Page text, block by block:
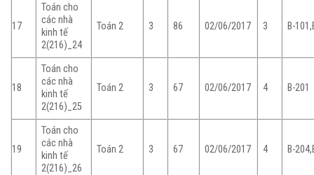
17
Toán cho
các nhà
kinh tế
2(216)_24
Toán 2 3 86 02/06/2017 3 B-
18
Toán cho
các nhà
kinh tế
2(216)_25
Toán 2 3 67 02/06/2017 4 B-201
19
Toán cho
các nhà
kinh tế
2(216)_26
Toán 2 3 67 02/06/2017 4 B-